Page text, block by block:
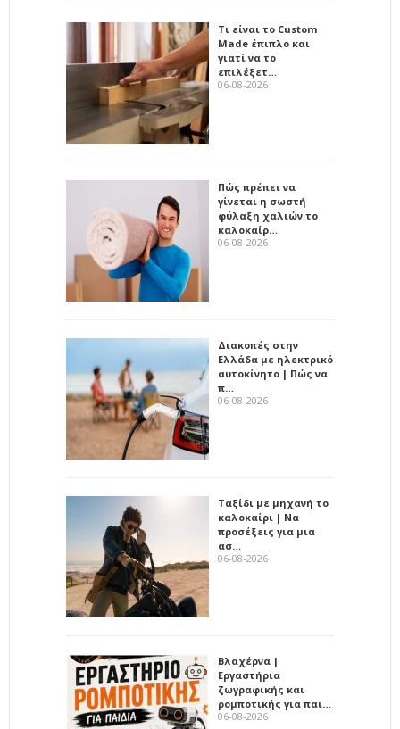
Τι είναι το Custom
Made έπιπλο και
γιατί να το
επιλέξετ…
06-08-2026
Πώς πρέπει να
γίνεται η σωστή
φύλαξη χαλιών το
καλοκαίρ…
06-08-2026
Διακοπές στην
Ελλάδα με ηλεκτρικό
αυτοκίνητο | Πώς να
π…
06-08-2026
Ταξίδι με μηχανή το
καλοκαίρι | Να
προσέξεις για μια
ασ…
06-08-2026
Βλαχέρνα |
Εργαστήρια
ζωγραφικής και
ρομποτικής για παι…
06-08-2026